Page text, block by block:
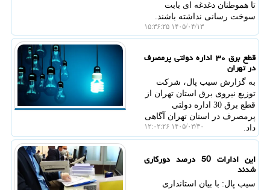
تا هموطنان دغدغه ای بابت
سوخت رسانی نداشته باشند.
۱۴۰۵/۰۴/۱۳ ۱۵:۳۶:۲۵
قطع برق ۳۰ اداره دولتی پرمصرف
در تهران
به گزارش سیب پال، شرکت
توزیع نیروی برق استان تهران از
قطع برق 30 اداره دولتی
پرمصرف در استان تهران آگاهی
داد.
۱۴۰۵/۰۳/۳۰ ۱۲:۰۲:۲۶
این ادارات 50 درصد دورکاری
شدند
سیب پال: با بیان استانداری